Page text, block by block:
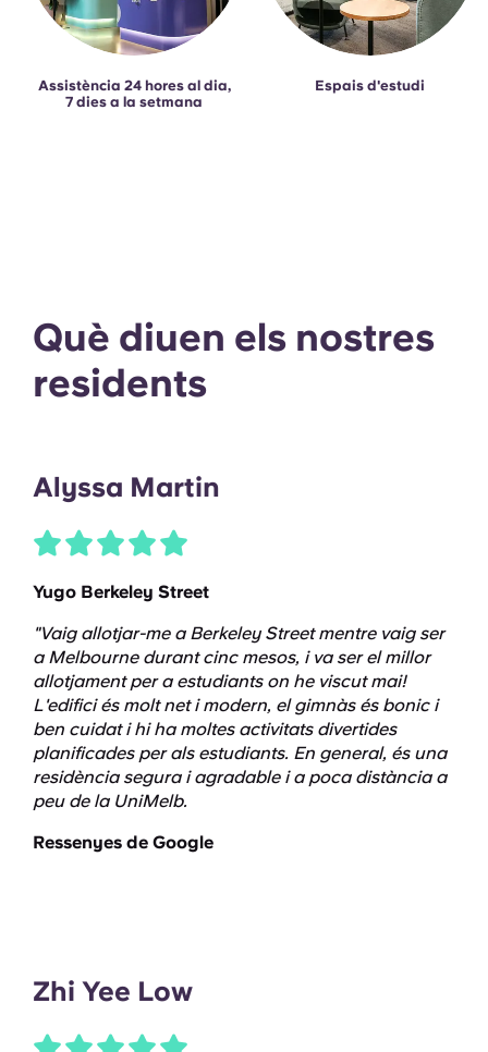
Assistència 24 hores al dia,
7 dies a la setmana
Espais d'estudi
Què diuen els nostres
residents
Alyssa Martin
Yugo Berkeley Street
"Vaig allotjar-me a Berkeley Street mentre vaig ser
a Melbourne durant cinc mesos, i va ser el millor
allotjament per a estudiants on he viscut mai!
L'edifici és molt net i modern, el gimnàs és bonic i
ben cuidat i hi ha moltes activitats divertides
planificades per als estudiants. En general, és una
residència segura i agradable i a poca distància a
peu de la UniMelb.
Ressenyes de Google
Zhi Yee Low